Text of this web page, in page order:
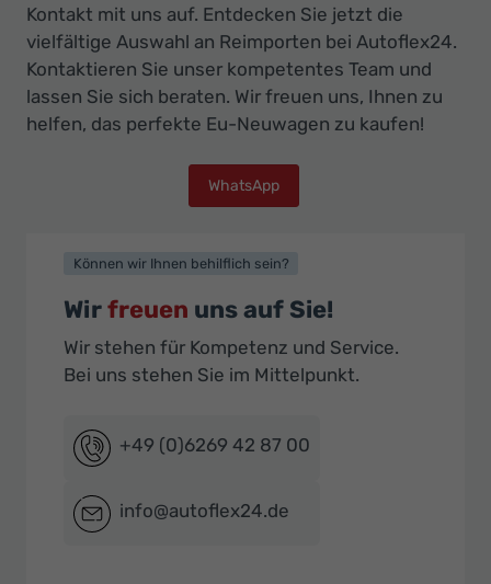
Kontakt mit uns auf. Entdecken Sie jetzt die
vielfältige Auswahl an Reimporten bei Autoflex24.
Kontaktieren Sie unser kompetentes Team und
lassen Sie sich beraten. Wir freuen uns, Ihnen zu
helfen, das perfekte Eu-Neuwagen zu kaufen!
WhatsApp
Können wir Ihnen behilflich sein?
Wirfreuen uns auf Sie!
Wir stehen für Kompetenz und Service.
Bei uns stehen Sie im Mittelpunkt.
+49 (0)6269 42 87 00
info@autoflex24.de